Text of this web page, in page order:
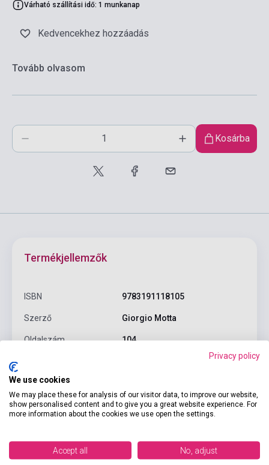
Várható szállítási idő: 1 munkanap
Kedvencekhez hozzáadás
Tovább olvasom
Kosárba
Termékjellemzők
ISBN 9783191118105
Szerző Giorgio Motta
Oldalszám 104
Kiadó
Kiadási év 2023
Privacy policy
We use cookies
We may place these for analysis of our visitor data, to improve our website,
show personalised content and to give you a great website experience. For
more information about the cookies we use open the settings.
Accept all No, adjust